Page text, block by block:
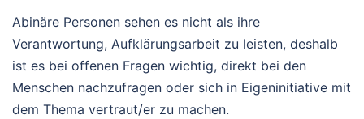
Abinäre Personen sehen es nicht als ihre
Verantwortung, Aufklärungsarbeit zu leisten, deshalb
ist es bei offenen Fragen wichtig, direkt bei den
Menschen nachzufragen oder sich in Eigeninitiative mit
dem Thema vertraut/er zu machen.